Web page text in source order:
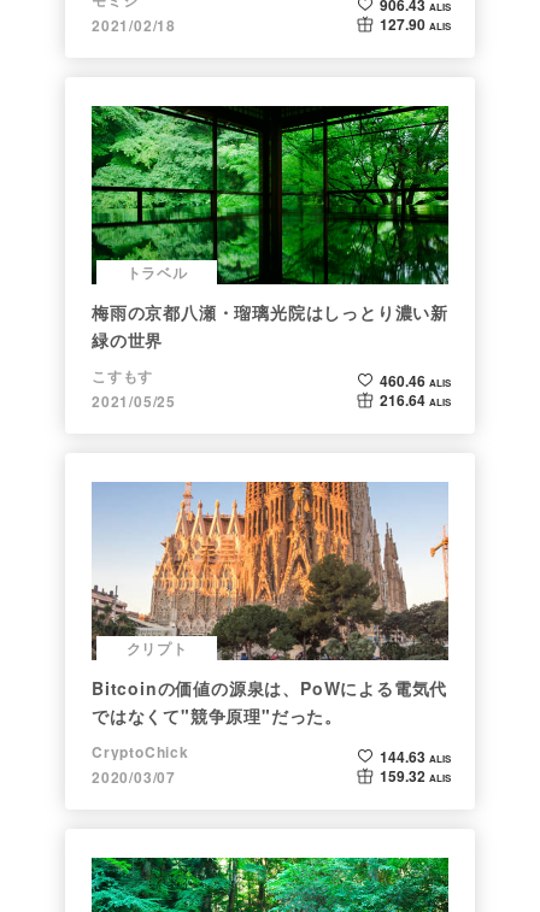
2021/02/18
906.43 ALIS
127.90 ALIS
トラベル
梅雨の京都八瀬・瑠璃光院はしっとり濃い新
緑の世界
こすもす
2021/05/25
460.46 ALIS
216.64 ALIS
クリプト
Bitcoinの価値の源泉は、PoWによる電気代
ではなくて"競争原理"だった。
CryptoChick
2020/03/07
144.63 ALIS
159.32 ALIS